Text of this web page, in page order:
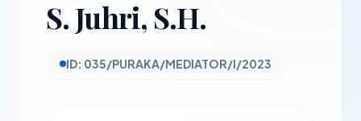
S. Juhri, S.H.
ID: 035/PURAKA/MEDIATOR/I/2023